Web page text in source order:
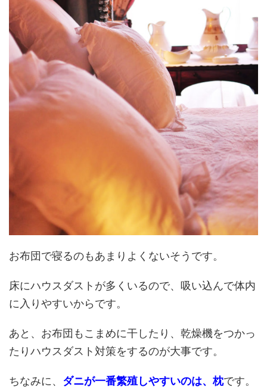
お布団で寝るのもあまりよくないそうです。
床にハウスダストが多くいるので、吸い込んで体内
に入りやすいからです。
あと、お布団もこまめに干したり、乾燥機をつかっ
たりハウスダスト対策をするのが大事です。
ちなみに、 ダニが一番繁殖しやすいのは、枕です。